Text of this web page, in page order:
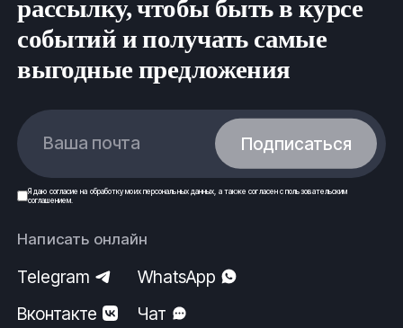
рассылку, чтобы быть в курсе
событий и получать самые
выгодные предложения
Ваша почта Подписаться
Я даю согласие на обработку моих персональных данных , а также согласен спользовательским
соглашением.
Написать онлайн
Telegram
WhatsApp
Вконтакте
Чат